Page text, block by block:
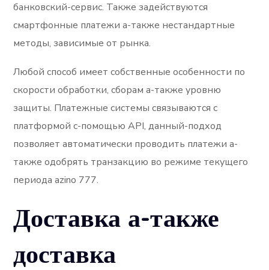
банковский-сервис. Также задействуются
смартфонные платежи а-также нестандартные
методы, зависимые от рынка.
Любой способ имеет собственные особенности по
скорости обработки, сборам а-также уровню
защиты. Платежные системы связываются с
платформой с-помощью API, данный-подход
позволяет автоматически проводить платежи а-
также одобрять транзакцию во режиме текущего
периода azino 777.
Доставка а-также
доставка